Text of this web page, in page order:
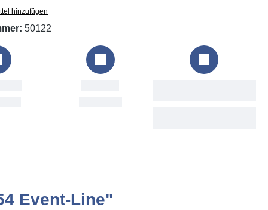
hinzufügen
50122
Event-Line"